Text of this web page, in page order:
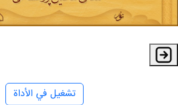
تشغيل في الأداة